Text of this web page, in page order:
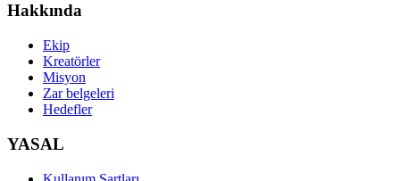
Hakkında
Ekip
Kreatörler
Misyon
Zar belgeleri
Hedefler
YASAL